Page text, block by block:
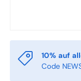
10% auf
Code